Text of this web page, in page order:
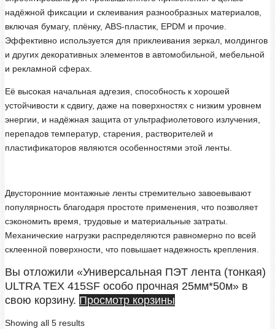
надёжной фиксации и склеивания разнообразных материалов,
включая бумагу, плёнку, ABS-пластик, EPDM и прочие.
Эффективно используется для приклеивания зеркал, молдингов
и других декоративных элементов в автомобильной, мебельной
и рекламной сферах.
Её высокая начальная адгезия, способность к хорошей
устойчивости к сдвигу, даже на поверхностях с низким уровнем
энергии, и надёжная защита от ультрафиолетового излучения,
перепадов температур, старения, растворителей и
пластификаторов являются особенностями этой ленты.
Двусторонние монтажные ленты стремительно завоевывают
популярность благодаря простоте применения, что позволяет
сэкономить время, трудовые и материальные затраты.
Механические нагрузки распределяются равномерно по всей
склеенной поверхности, что повышает надежность крепления.
Вы отложили «Универсальная ПЭТ лента (тонкая)
ULTRA TEX 415SF особо прочная 25мм*50м» в
свою корзину. Просмотр корзины
Showing all 5 results